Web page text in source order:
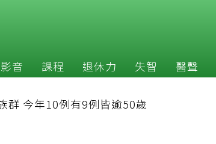
影音 課程 退休力 失智 醫聲
群 今年10例有9例皆逾50歲